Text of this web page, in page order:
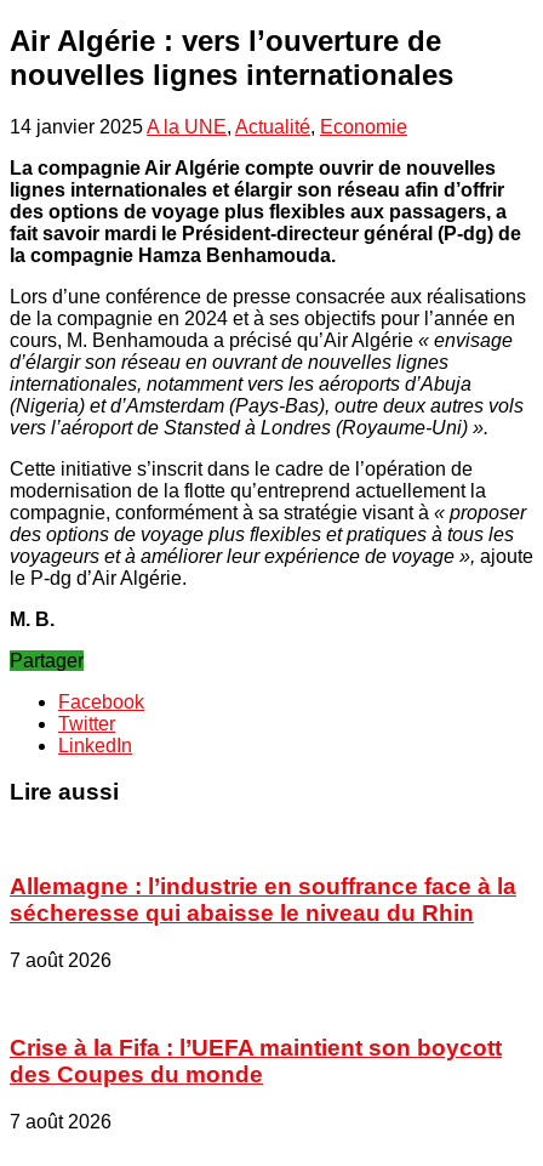
Air Algérie : vers l’ouverture de
nouvelles lignes internationales
14 janvier 2025A la UNE, Actualité, Economie
La compagnie Air Algérie compte ouvrir de nouvelles
lignes internationales et élargir son réseau afin d’offrir
des options de voyage plus flexibles aux passagers, a
fait savoir mardi le Président-directeur général (P-dg) de
la compagnie Hamza Benhamouda.
Lors d’une conférence de presse consacrée aux réalisations
de la compagnie en 2024 et à ses objectifs pour l’année en
cours, M. Benhamouda a précisé qu’Air Algérie « envisage
d’élargir son réseau en ouvrant de nouvelles lignes
internationales, notamment vers les aéroports d’Abuja
(Nigeria) et d’Amsterdam (Pays-Bas), outre deux autres vols
vers l’aéroport de Stansted à Londres (Royaume-Uni) ».
Cette initiative s’inscrit dans le cadre de l’opération de
modernisation de la flotte qu’entreprend actuellement la
compagnie, conformément à sa stratégie visant à « proposer
des options de voyage plus flexibles et pratiques à tous les
voyageurs et à améliorer leur expérience de voyage », ajoute
le P-dg d’Air Algérie.
M. B.
Partager
Facebook
Twitter
LinkedIn
Lire aussi
Allemagne : l’industrie en souffrance face à la
sécheresse qui abaisse le niveau du Rhin
7 août 2026
Crise à la Fifa : l’UEFA maintient son boycott
des Coupes du monde
7 août 2026